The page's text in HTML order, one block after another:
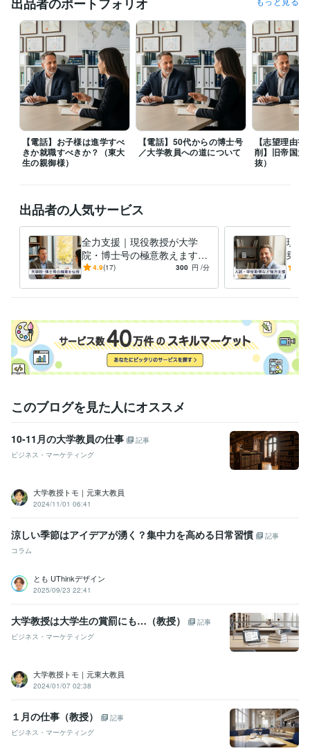
東大病院経営改善提案プロジェクト 最優秀賞受賞
中冨健康科学振興
財団 研究助成 日本心臓リハビリテーション学会学術集会　優秀演題
賞 明治安田厚生事業団 健康医科学研究助成
石本記念デサントスポー
ツ科学振興財団 優秀入選 健康長寿と運動（三菱UFJ信託銀行）
寝た
きり対策 神奈川県医師会 研修会講師（2008~2019）
日本体力医学
会大会、シンポジスト 東大病院 公開セミナー
日本抗加齢医学会総会
シンポジスト
健康スポーツ医部会幹事会研修（医師会）
寝たきりを
予防する！講師（日本健康機構、健康セミナー） トレーニング系
学会総会、特別講演
立命館大学、招待講演 東大病院、産学連携メデ
ィカルフロンティアセミナー 日本再生医療学会総会、ランチョンセ
ミナー 日本心臓リハビリテーション学会学術集会 シンポジウム 学生
野球連盟 春季リーグ戦 優秀選手賞
資格・検定
高等学校教諭免許 取得年 : 2000年
健康運動指導士 取得年 : 2015年
ビジネス・クリエイティブツール
Excel:25年Google サイト:18年PowerPoint:25年Word:25年
Adobe Photoshop:24年
Adobe Illustrator:21年
学習指導・資格・キャリア相談
ア相談
【社会人向け】リーダー・マネジメント
【心理的サポート】
お悩み・愚痴の傾聴 【雑談・話し相手】気軽にフリートーク
【健
康・美活】運動・筋トレ相談 【スキルアップ】人前で話すコツ
健康 キャリア 仕事 美容 悩み 相談 筋トレ 大学 学生
私立大学 1997年3月 ~ 2001年2月
国公立大学 2001年3月 ~ 2003年2月
国公立大学 2003年3月 ~ 2007年2月
語学力
出品者のポートフォリオ
【電話】お子様は進学すべ
きか就職すべきか？（東大
生の親御様）
【電話】50代からの博士号
／大学教員への道について
【志望理由
削】旧帝国大
抜）
出品者の人気サービス
全力支援｜現役教授が大学
院・博士号の極意教えます
⭐️【脱・失敗】現役教授が学
⭐️
4.9(17) 300 円 /分
現役
乗り
ど人
このブログを見た人にオススメ
10-11月の大学教員の仕事
記事
ビジネス・マーケティング
大学教授トモ｜元東大教員
2024/11/01 06:41
涼しい季節はアイデアが湧く？集中力を高める日常習慣
記事
コラム
とも UThinkデザイン
2025/09/23 22:41
大学教授は大学生の賞罰にも…（教授）
記事
ビジネス・マーケティング
大学教授トモ｜元東大教員
2024/01/07 02:38
１月の仕事（教授）
記事
ビジネス・マーケティング